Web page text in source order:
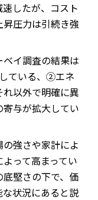
したが、コスト
圧力は引続き強
イ調査の結果は
ている、②エネ
以外で明確に異
与が拡大してい
強さや家計によ
って高まってい
堅さの下で、価
状況にあると説